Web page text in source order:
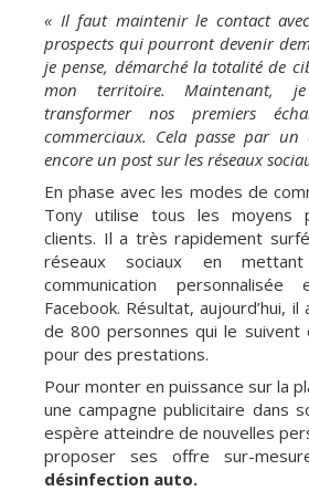
« Il faut maintenir le contact avec
prospects qui pourront devenir
je pense, démarché la totalité de
mon territoire. Maintenant,
transformer nos premiers
commerciaux. Cela passe par
encore un post sur les réseaux
En phase avec les modes de
Tony utilise tous les moyens
clients. Il a très rapidement
réseaux sociaux en
communication
Facebook. Résultat, aujourd’hui, il
de 800 personnes qui le suivent
pour des prestations.
Pour monter en puissance sur la
une campagne publicitaire dans
espère atteindre de nouvelles
proposer ses offre sur-
désinfection auto.